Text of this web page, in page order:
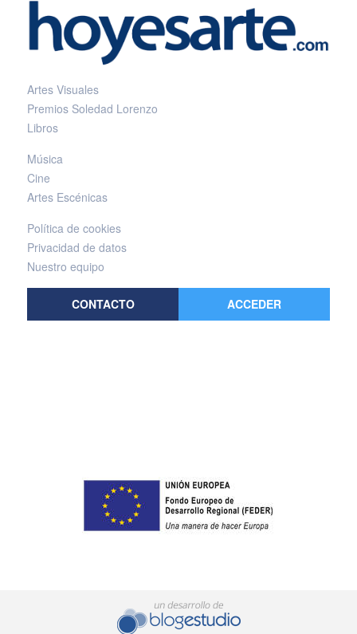
Artes Visuales
Premios Soledad Lorenzo
Libros
Música
Cine
Artes Escénicas
Política de cookies
Privacidad de datos
Nuestro equipo
CONTACTO ACCEDER